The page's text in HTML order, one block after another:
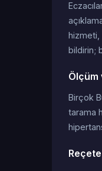
hizmeti,
bildirin;
Ölçüm
Birçok
tarama